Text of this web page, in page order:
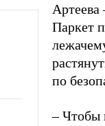
Артеева
Паркет
по
– Чтобы